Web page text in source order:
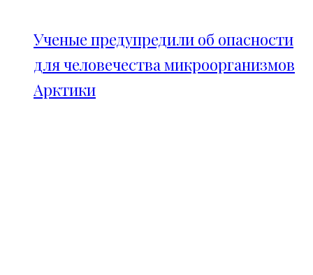
Ученые предупредили об опасности
для человечества микроорганизмов
Арктики